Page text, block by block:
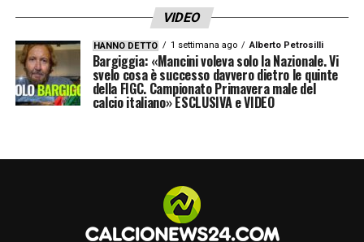
VIDEO
HANNO DETTO 1 settimana ago Alberto Petrosilli
Bargiggia: «Mancini voleva solo la Nazionale. Vi
svelo cosa è successo davvero dietro le quinte
della FIGC. Campionato Primavera male del
calcio italiano» ESCLUSIVA e VIDEO